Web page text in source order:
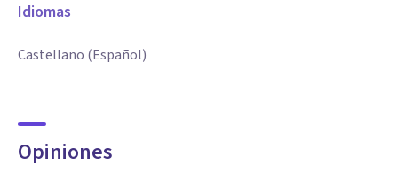
Idiomas
Castellano (Español)
Opiniones